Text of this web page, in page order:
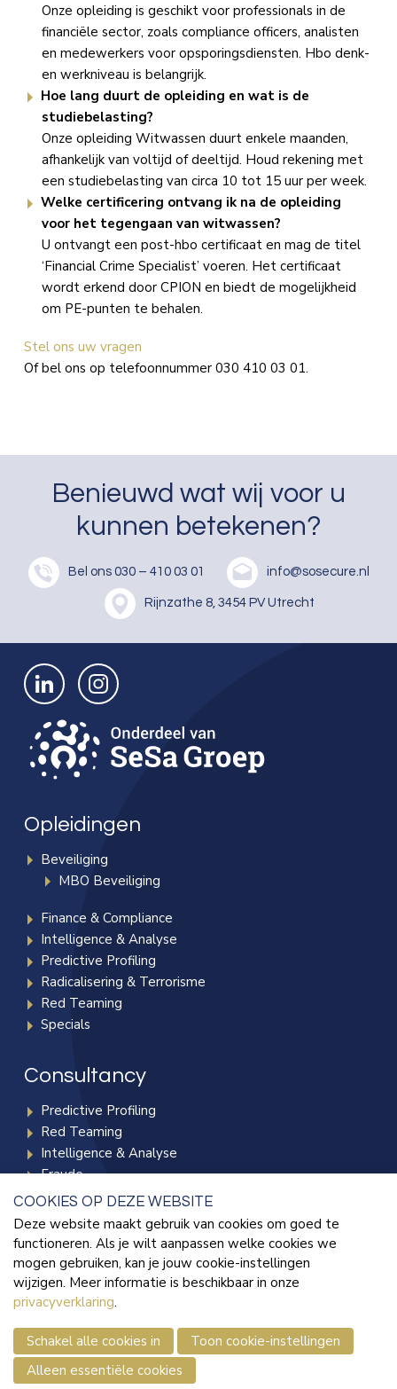
Onze opleiding is geschikt voor professionals in de
financiële sector, zoals compliance officers, analisten
en medewerkers voor opsporingsdiensten. Hbo denk-
en werkniveau is belangrijk.
Hoe lang duurt de opleiding en wat is de
studiebelasting?
Onze opleiding Witwassen duurt enkele maanden,
afhankelijk van voltijd of deeltijd. Houd rekening met
een studiebelasting van circa 10 tot 15 uur per week.
Welke certificering ontvang ik na de opleiding
voor het tegengaan van witwassen?
U ontvangt een post-hbo certificaat en mag de titel
‘Financial Crime Specialist’ voeren. Het certificaat
wordt erkend door CPION en biedt de mogelijkheid
om PE-punten te behalen.
Stel ons uw vragen
Of bel ons op telefoonnummer 030 410 03 01.
Benieuwd wat wij voor u
kunnen betekenen?
Bel ons 030 – 410 03 01 info@sosecure.nl
Rijnzathe 8, 3454 PV Utrecht
Bekijk ons op LinkedIn Bekijk ons op Instagram
Opleidingen
Beveiliging
MBO Beveiliging
Finance & Compliance
Intelligence & Analyse
Predictive Profiling
Radicalisering & Terrorisme
Red Teaming
Specials
Consultancy
Predictive Profiling
Red Teaming
Intelligence & Analyse
Fraude
Radicalisering & Terrorisme
Kennisbank
Blogs
Publicaties
Informatie
COOKIES OP DEZE WEBSITE
Deze website maakt gebruik van cookies om goed te
functioneren. Als je wilt aanpassen welke cookies we
mogen gebruiken, kan je jouw cookie-instellingen
wijzigen. Meer informatie is beschikbaar in onze
privacyverklaring.
Schakel alle cookies in
Toon cookie-instellingen
Alleen essentiële cookies